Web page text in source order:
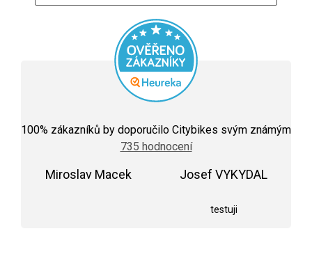
hodnocení
obchodu
je
100% zákazníků by doporučilo Citybikes svým známým
735 hodnocení
Miroslav Macek Josef VYKYDAL
testuji